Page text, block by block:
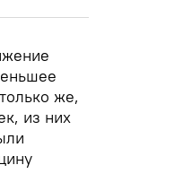
же,
из них